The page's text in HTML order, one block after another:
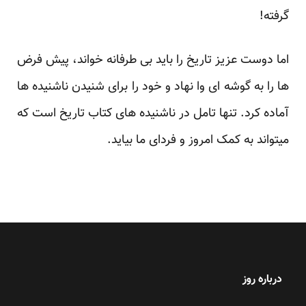
گرفته!
اما دوست عزیز تاریخ را باید بی طرفانه خواند، پیش فرض
ها را به گوشه ای وا نهاد و خود را برای شنیدن ناشنیده ها
آماده کرد. تنها تامل در ناشنیده های کتاب تاریخ است که
میتواند به کمک امروز و فردای ما بیاید.
درباره روز